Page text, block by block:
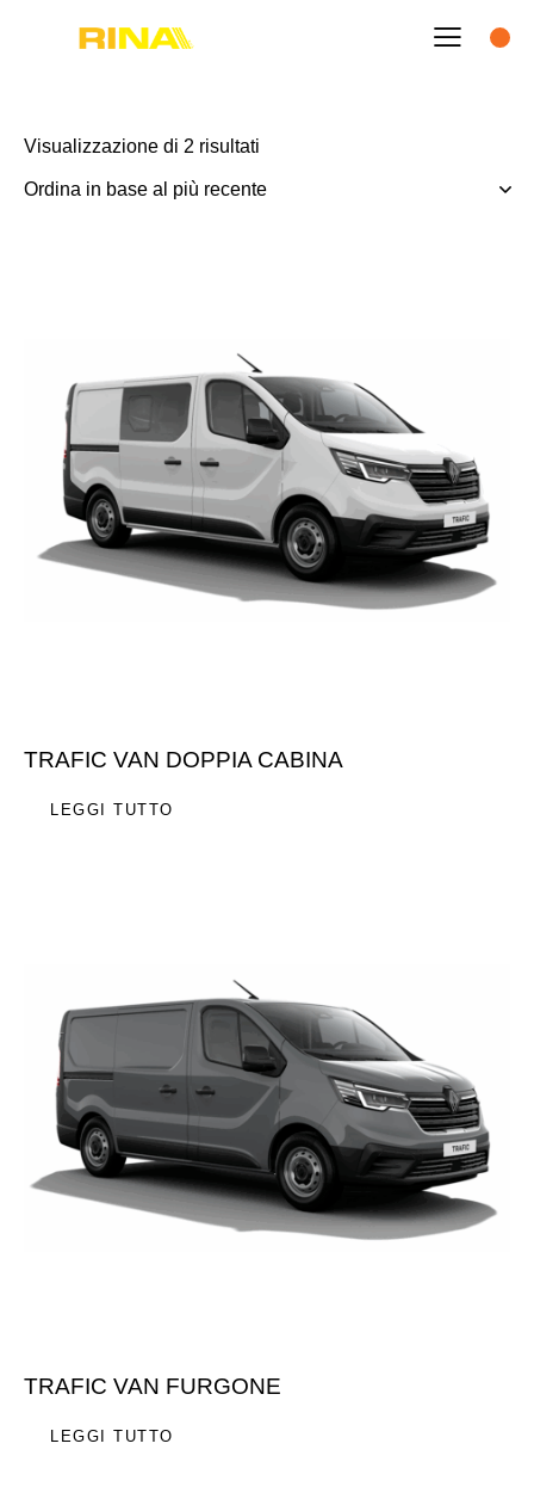
Visualizzazione di 2 risultati
TRAFIC VAN DOPPIA CABINA
LEGGI TUTTO
TRAFIC VAN FURGONE
LEGGI TUTTO